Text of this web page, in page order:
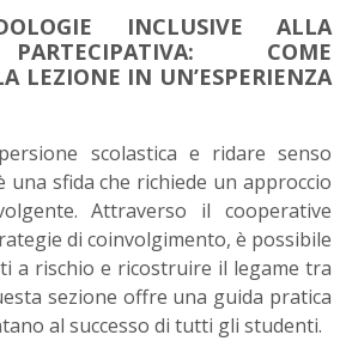
INCLUSIVE ALLA
COME
LEZIONE IN UN’ESPERIENZA
scolastica e ridare senso
sfida che richiede un approccio
Attraverso il cooperative
di coinvolgimento, è possibile
a rischio e ricostruire il legame tra
sezione offre una guida pratica
al successo di tutti gli studenti.